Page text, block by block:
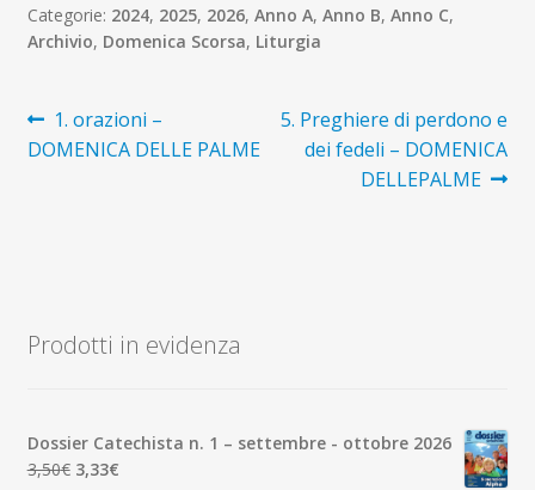
Categorie: 2024, 2025, 2026, Anno A, Anno B, Anno C,
Archivio, Domenica Scorsa, Liturgia
Navigazione
articoli
Articolo
precedente:
1. orazioni –
DOMENICA DELLE PALME
Articolo
successivo:
5. Preghiere di perdono e
dei fedeli – DOMENICA
DELLEPALME
Prodotti in evidenza
Dossier Catechista n. 1 – settembre - ottobre 2026
3,50€ Il
3,33€Il